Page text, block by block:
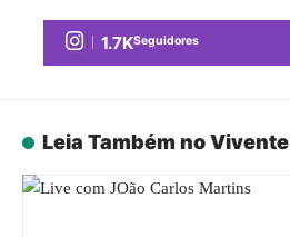
1.7KSeguidores
Leia Também no Vivente